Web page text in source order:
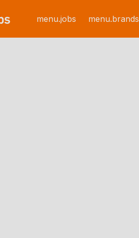
menu.jobs menu.brands